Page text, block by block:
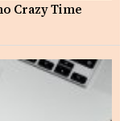
Crazy Time